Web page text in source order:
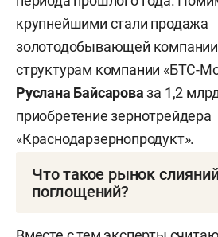
крупнейшими стали продажа
золотодобывающей
структурам компании «БТС-
Руслана Байсароваза 1,2
приобретение зернотрейдера
«Краснодарзернопродукт».
Что такое рынок
поглощений?
M& A (от англ. mergers and